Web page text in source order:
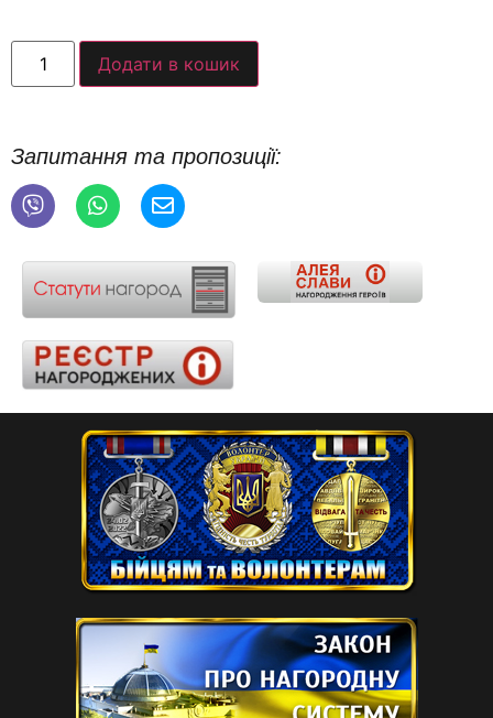
Додати в кошик
Запитання та пропозиції: